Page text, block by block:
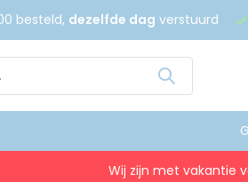
besteld, dezelfde dag verstuurd
Wij zijn met vakantie